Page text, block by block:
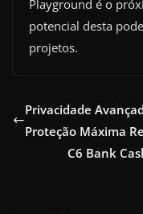
Playground é o
potencial desta
projetos.
Privacidade
Proteção Máxima
C6 Bank